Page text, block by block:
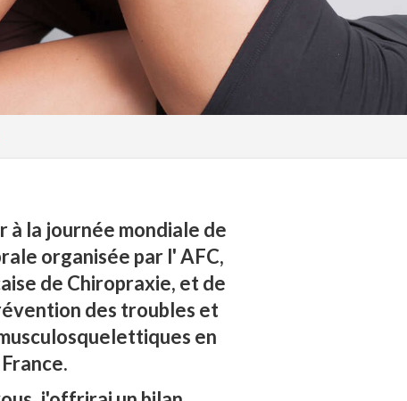
à la journée mondiale de
organisée par l' AFC,
de Chiropraxie, et de
des troubles et
en
France.